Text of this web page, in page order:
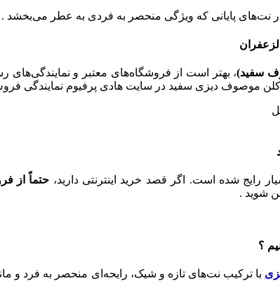
نت‌های پایانی که ویژگی منحصر به فردی به عطر می‌بخشد .
سفید)، بهتر است از فروشگاه‌های معتبر و نمایندگی‌های
موصوف دیزی سفید در سایت هادی پرفیوم نمایندگی
رایج شده است. اگر قصد خرید اینترنتی دارید، حتماً از
شوید .
؟
با ترکیب نت‌های تازه و شیک، رایحه‌ای منحصر به فرد و